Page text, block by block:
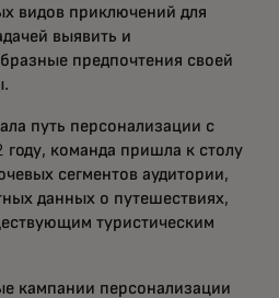
видов приключений для
выявить и
предпочтения своей
путь персонализации с
команда пришла к столу
сегментов аудитории,
данных о путешествиях,
туристическим
кампании персонализации